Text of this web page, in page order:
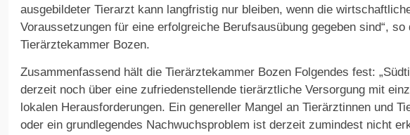
ausgebildeter Tierarzt kann langfristig nur bleiben, wenn die
Voraussetzungen für eine erfolgreiche Berufsausübung gegeben sind“, so
Tierärztekammer Bozen.
Zusammenfassend hält die Tierärztekammer Bozen Folgendes fest:
derzeit noch über eine zufriedenstellende tierärztliche Versorgung mit
lokalen Herausforderungen. Ein genereller Mangel an Tierärztinnen und
oder ein grundlegendes Nachwuchsproblem ist derzeit zumindest nicht